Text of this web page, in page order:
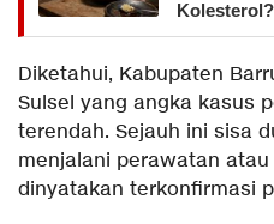
Kolesterol?
Diketahui, Kabupaten
Sulsel yang angka kasus
terendah. Sejauh ini sisa
menjalani perawatan
dinyatakan terkonfirmasi